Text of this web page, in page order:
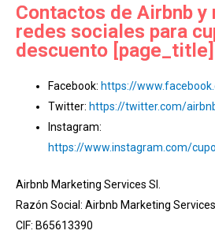
Contactos de Airbnb y
redes sociales para
descuento [page_title]
Facebook: https://
Twitter: https://twitter.com/
Instagram:
https://www.instagram.com/
Airbnb Marketing Services Sl.
Razón Social: Airbnb Marketing Services
CIF: B65613390